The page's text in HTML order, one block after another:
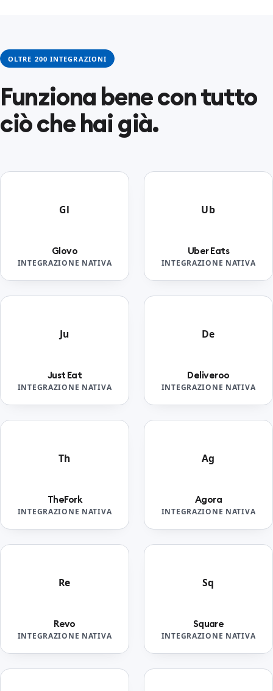
OLTRE 200 INTEGRAZIONI
Funziona bene con tutto
ciò che hai già.
Gl
Glovo
INTEGRAZIONE NATIVA
Ub
Uber Eats
INTEGRAZIONE NATIVA
Ju
Just Eat
INTEGRAZIONE NATIVA
De
Deliveroo
INTEGRAZIONE NATIVA
Th
TheFork
INTEGRAZIONE NATIVA
Ag
Agora
INTEGRAZIONE NATIVA
Re
Revo
INTEGRAZIONE NATIVA
Sq
Square
INTEGRAZIONE NATIVA